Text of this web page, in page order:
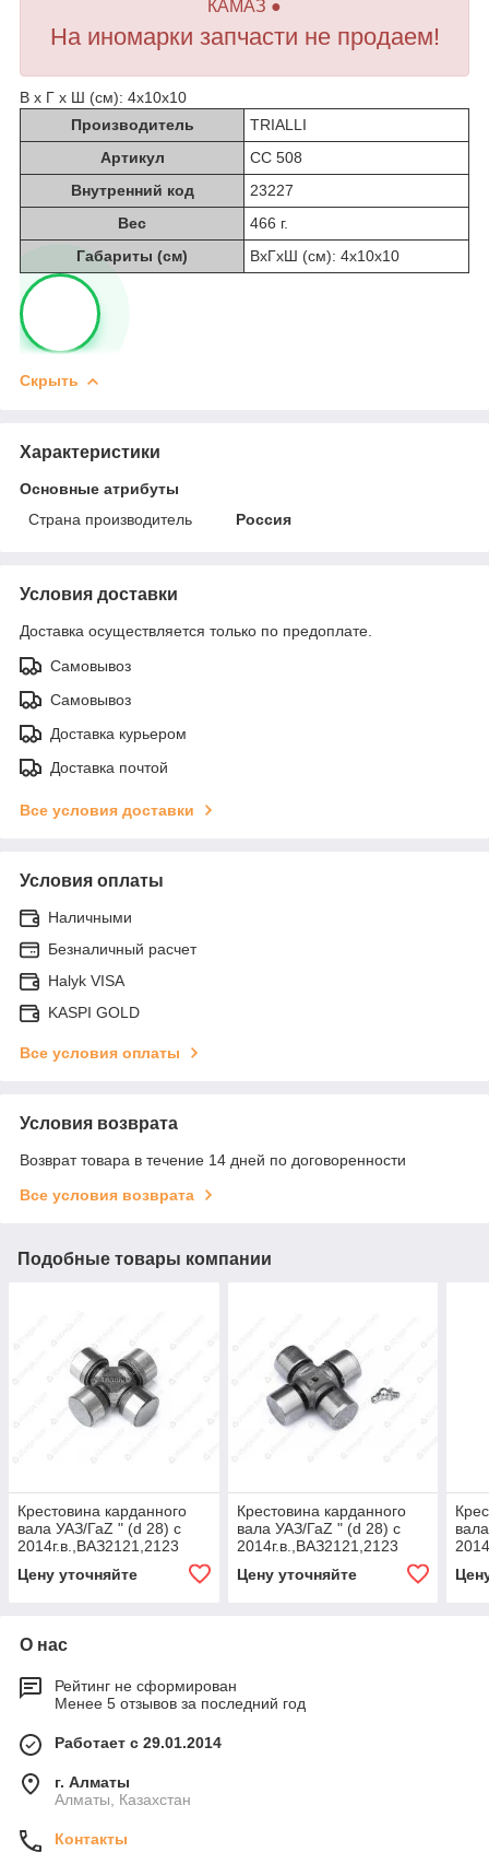
КАМАЗ ●
На иномарки запчасти не продаем!
В х Г х Ш (см): 4х10х10
Производитель
TRIALLI
Артикул
СС 508
Внутренний код
23227
Вес
466 г.
Габариты (см)
ВхГхШ (см): 4х10х10
Скрыть
Характеристики
Основные атрибуты
Страна производитель
Россия
Условия доставки
Доставка осуществляется только по предоплате.
Самовывоз
Самовывоз
Доставка курьером
Доставка почтой
Все условия доставки
Условия оплаты
Наличными
Безналичный расчет
Halyk VISA
KASPI GOLD
Все условия оплаты
Условия возврата
Возврат товара в течение 14 дней по договоренности
Все условия возврата
Подобные товары компании
Крестовина карданного
вала УАЗ/ГаZ " (d 28) с
2014г.в.,ВАЗ2121,2123
Цену уточняйте
Крестовина карданного
вала УАЗ/ГаZ " (d 28) с
2014г.в.,ВАЗ2121,2123
Цену уточняйте
О нас
Рейтинг не сформирован
Менее 5 отзывов за последний год
Работает с 29.01.2014
г. Алматы
Алматы, Казахстан
Контакты